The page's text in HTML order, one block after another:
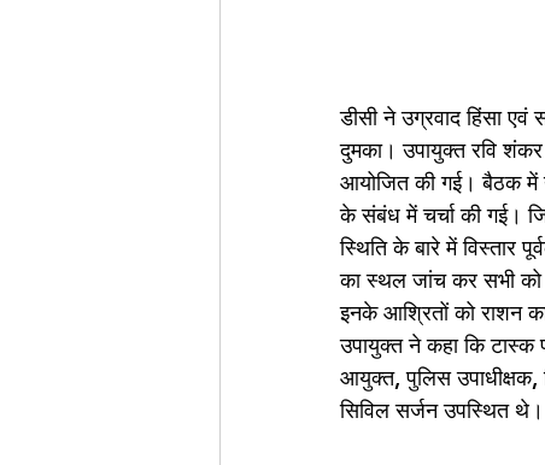
डीसी ने उग्रवाद हिंसा
दुमका। उपायुक्त रवि शंकर
आयोजित की गई। बैठक में
के संबंध में चर्चा की गई।
स्थिति के बारे में विस्तार
का स्थल जांच कर सभी को
इनके आश्रितों को राशन
उपायुक्त ने कहा कि टास्क
आयुक्त, पुलिस उपाधीक्षक,
सिविल सर्जन उपस्थित थे।